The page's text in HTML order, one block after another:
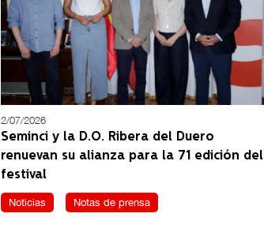
2/07/2026
Seminci y la D.O. Ribera del Duero
renuevan su alianza para la 71 edición del
festival
Noticias Notas de prensa